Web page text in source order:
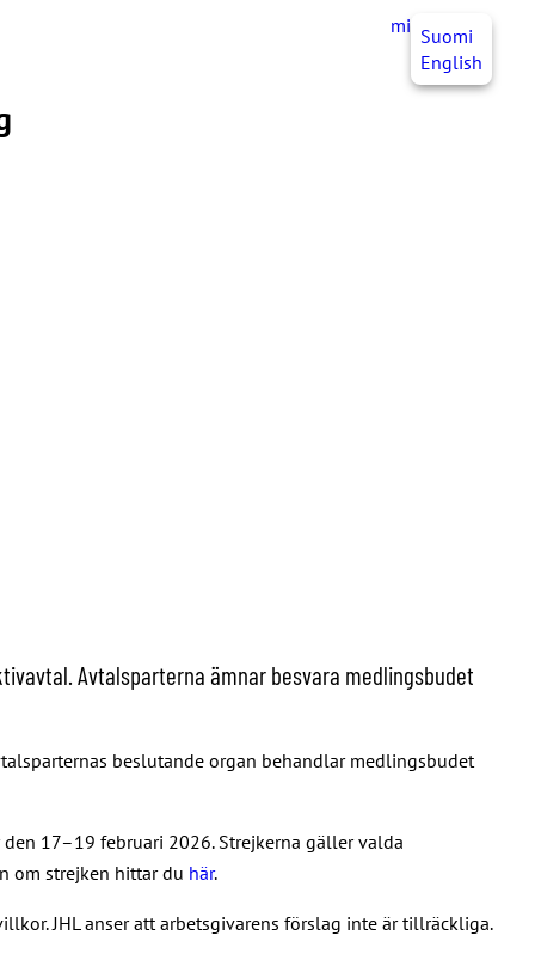
mittJHL SV
Suomi
English
Avtalsparterna ämnar besvara medlingsbudet
beslutande organ behandlar medlingsbudet
17–19 februari 2026. Strejkerna gäller valda
om strejken hittar du här.
JHL anser att arbetsgivarens förslag inte är tillräckliga.